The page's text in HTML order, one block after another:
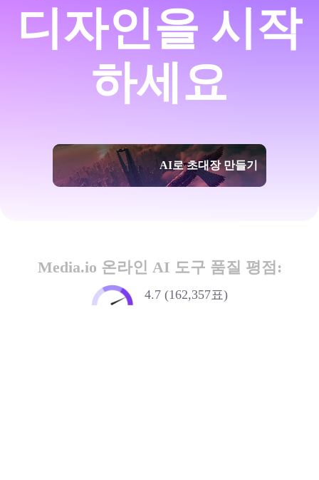
디자인을 시작
하세요
AI로 초대장 만들기
Media.io 온라인 AI 도구 품질 평점:
4.7 (162,357표)